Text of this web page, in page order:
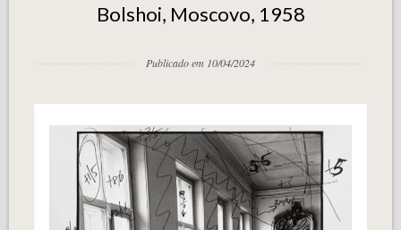
Bolshoi, Moscovo, 1958
Publicado em 10/04/2024